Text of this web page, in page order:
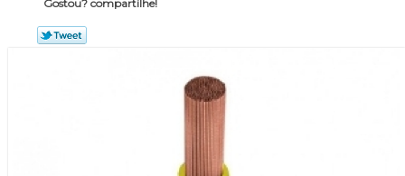
Gostou? compartilhe!